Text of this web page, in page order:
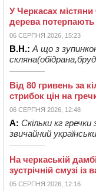
У Черкасах містяни
дерева
06 СЕРПНЯ 2026, 15:23
В.Н.: А що з
Від 80 гривень за
стрибок цін на
06 СЕРПНЯ 2026, 12:48
А: Скільки кг
звичайний
На черкаській
зустрічній смузі із
05 СЕРПНЯ 2026, 12:16